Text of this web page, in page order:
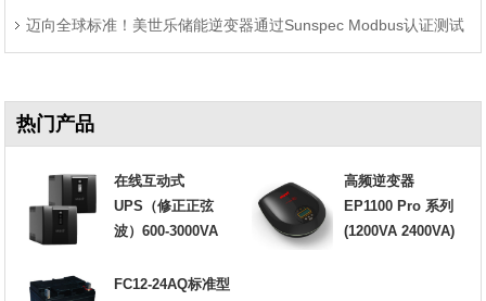
程 迈向全球标准！美世乐储能逆变器通过Sunspec Modbus认证测试
热门产品
在线互动式
UPS（修正正弦
波）600-3000VA
高频逆变器
EP1100 Pro 系列
(1200VA 2400VA)
FC12-24AQ标准型